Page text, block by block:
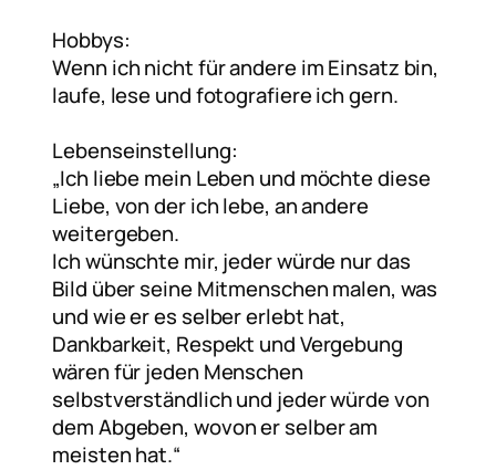
Hobbys:
Wenn ich nicht für andere im Einsatz bin,
laufe, lese und fotografiere ich gern.
Lebenseinstellung:
„Ich liebe mein Leben und möchte diese
Liebe, von der ich lebe, an andere
weitergeben.
Ich wünschte mir, jeder würde nur das
Bild über seine Mitmenschen malen, was
und wie er es selber erlebt hat,
Dankbarkeit, Respekt und Vergebung
wären für jeden Menschen
selbstverständlich und jeder würde von
dem Abgeben, wovon er selber am
meisten hat.“